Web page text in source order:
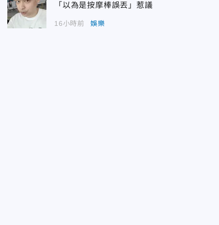
「以為是按摩棒誤丟」惹議
16小時前 娛樂